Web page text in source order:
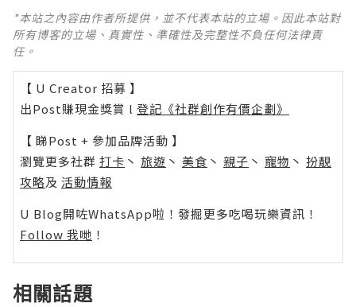
*本站之內容由作者所提供，並不代表本站的立場。因此本站對
所有博客的立場、真實性、準確性及完整性不負任何法律責
任。
【 U Creator 招募 】
出Post賺現金獎賞 l 登記《社群創作有價企劃》
【 睇Post + 參加品牌活動 】
瀏覽更多社群 打卡 丶 旅遊 丶 美食 丶 親子 丶 寵物 丶 扮靚
攻略及 活動情報
U Blog開咗WhatsApp啦！發掘更多吃喝玩樂資訊！
Follow 我哋 ！
相關話題